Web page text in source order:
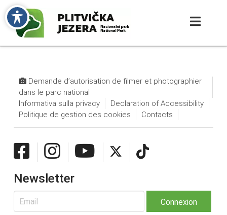
Demande d’autorisation de filmer et photographier
dans le parc national
Informativa sulla privacy
Declaration of Accessibility
Politique de gestion des cookies
Contacts
Newsletter